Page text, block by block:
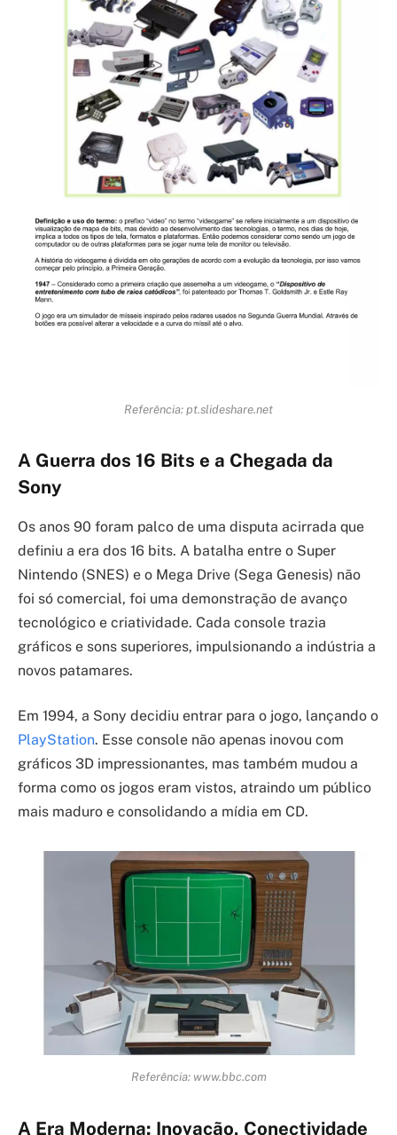
Referência: pt.slideshare.net
A Guerra dos 16 Bits e a Chegada da
Sony
Os anos 90 foram palco de uma disputa acirrada que
definiu a era dos 16 bits. A batalha entre o Super
Nintendo (SNES) e o Mega Drive (Sega Genesis) não
foi só comercial, foi uma demonstração de avanço
tecnológico e criatividade. Cada console trazia
gráficos e sons superiores, impulsionando a indústria a
novos patamares.
Em 1994, a Sony decidiu entrar para o jogo, lançando o
PlayStation. Esse console não apenas inovou com
gráficos 3D impressionantes, mas também mudou a
forma como os jogos eram vistos, atraindo um público
mais maduro e consolidando a mídia em CD.
Referência: www.bbc.com
A Era Moderna: Inovação, Conectividade